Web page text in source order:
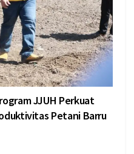
JJUH Perkuat
Petani Barru